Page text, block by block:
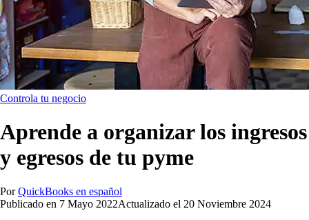
Controla tu negocio
Aprende a organizar los ingresos
y egresos de tu pyme
Por QuickBooks en español
Publicado en 7 Mayo 2022Actualizado el 20 Noviembre 2024